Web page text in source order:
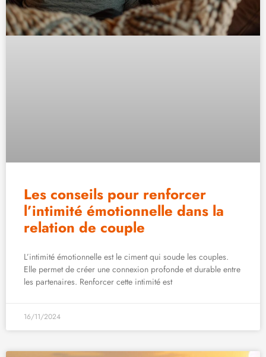
Les conseils pour renforcer
l’intimité émotionnelle dans la
relation de couple
L’intimité émotionnelle est le ciment qui soude les couples.
Elle permet de créer une connexion profonde et durable entre
les partenaires. Renforcer cette intimité est
16/11/2024